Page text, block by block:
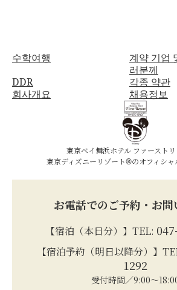
수학여행
계약 기업
러분께
DDR
각종 약관
회사개요
채용정보
東京ベイ舞浜ホテル ファースト
東京ディズニーリゾート®のオフィシャ
お電話でのご予約・お
【宿泊（本日分）】TEL:
【宿泊予約（明日以降分）】
1292
受付時間／9:00～